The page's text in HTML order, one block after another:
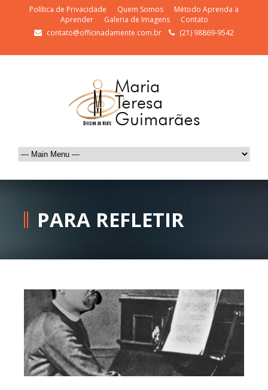
Política de Privacidade Quem Somos
Método Aprenda a
Aprender
Galeria de Imagens
Contato
contato@officinadamente.com.br
(21) 98869-9542
PARA REFLETIR